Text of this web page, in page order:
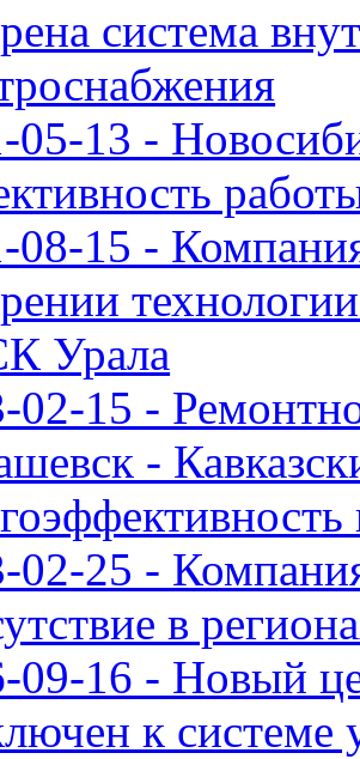
система
05-13 -
08-15 -
Урала
02-15 -
-
02-25 -
в
09-16 - Новый
к системе